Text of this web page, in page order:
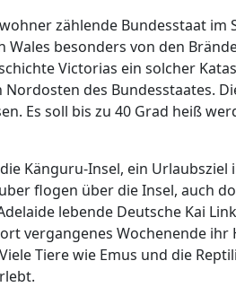
zählende Bundesstaat im
Wales besonders von den
Victorias ein solcher
Nordosten des Bundesstaates.
Es soll bis zu 40 Grad heiß
Känguru-Insel, ein Urlaubsziel
flogen über die Insel, auch
lebende Deutsche Kai
vergangenes Wochenende
Tiere wie Emus und die